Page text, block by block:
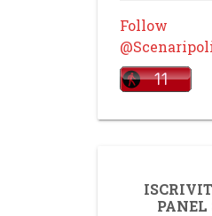
Follow
PANEL